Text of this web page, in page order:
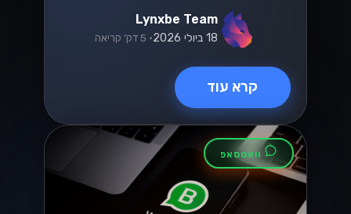
Lynxbe Team
18 ביולי 2026 • 5 דק׳ קריאה
קרא עוד
וואטסאפ